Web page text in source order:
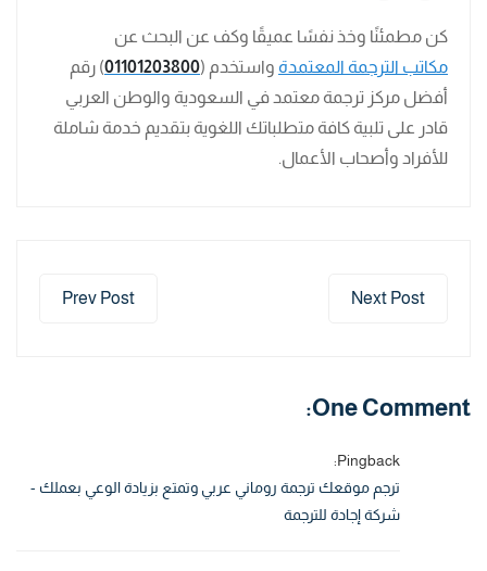
كن مطمئنًا وخذ نفسًا عميقًا وكف عن البحث عن
مكاتب الترجمة المعتمدة واستخدم (01101203800) رقم
أفضل مركز ترجمة معتمد في السعودية والوطن العربي
قادر على تلبية كافة متطلباتك اللغوية بتقديم خدمة شاملة
للأفراد وأصحاب الأعمال.
Prev Post Next Post
One Comment:
Pingback:
ترجم موقعك ترجمة روماني عربي وتمتع بزيادة الوعي بعملك -
شركة إجادة للترجمة